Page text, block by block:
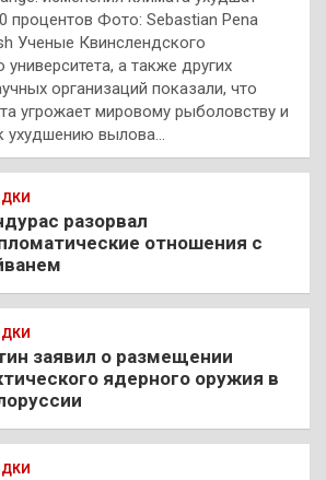
процентов Фото: Sebastian Pena
Ученые Квинслендского
университета, а также других
организаций показали, что
угрожает мировому рыболовству и
ухудшению вылова…
разорвал
отношения с
заявил о размещении
ядерного оружия в